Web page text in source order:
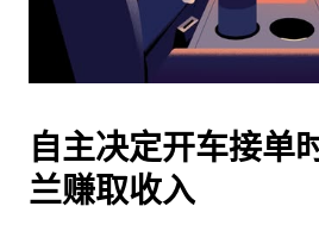
闭
日
历。
自主决定开车接单
兰赚取收入